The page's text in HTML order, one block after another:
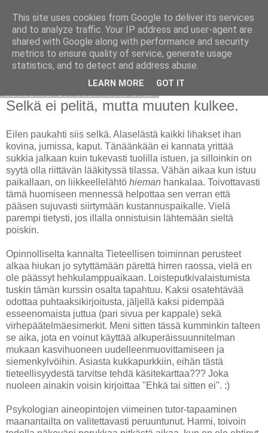
Avoin blogiskelija
Selkä ei pelitä, mutta muuten kulkee.
Eilen paukahti siis selkä. Alaselästä kaikki lihakset ihan
kovina, jumissa, kaput. Tänäänkään ei kannata yrittää
sukkia jalkaan kuin tukevasti tuolilla istuen, ja silloinkin on
syytä olla riittävän lääkityssä tilassa. Vähän aikaa kun istuu
paikallaan, on liikkeellelähtö hieman hankalaa. Toivottavasti
tämä huomiseen mennessä helpottaa sen verran että
pääsen sujuvasti siirtymään kustannuspaikalle. Vielä
parempi tietysti, jos illalla onnistuisin lähtemään sieltä
poiskin.
Opinnolliselta kannalta Tieteellisen toiminnan perusteet
alkaa hiukan jo sytyttämään pärettä hirren raossa, vielä en
ole päässyt hehkulamppuaikaan. Loisteputkivalaistumista
tuskin tämän kurssin osalta tapahtuu. Kaksi osatehtävää
odottaa puhtaaksikirjoitusta, jäljellä kaksi pidempää
esseenomaista juttua (pari sivua per kappale) sekä
virhepäätelmäesimerkit. Meni sitten tässä kumminkin talteen
se aika, jota en voinut käyttää alkuperäissuunnitelman
mukaan kasvihuoneen uudelleenmuovittamiseen ja
siemenkylvöihin. Asiasta kukkapurkkiin, eihän tästä
tieteellisyydestä tarvitse tehdä käsitekarttaa??? Joka
nuoleen ainakin voisin kirjoittaa "Ehkä tai sitten ei". :)
Psykologian aineopintojen viimeinen tutor-tapaaminen
maanantailta on valitettavasti peruuntunut. Harmi, toivoin
This site uses cookies from Google to deliver its services
and to analyze traffic. Your IP address and user-agent are
shared with Google along with performance and security
metrics to ensure quality of service, generate usage
statistics, and to detect and address abuse.
LEARN MORE GOT IT